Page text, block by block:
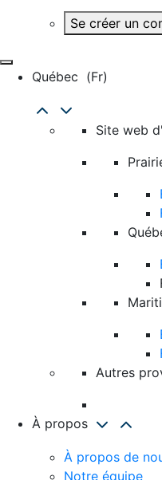
Se créer un
Québec (fr)
Site web
Autres
À propos
À propos de
Notre équipe